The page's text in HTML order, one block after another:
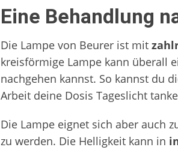
Eine Behandlung
Die Lampe von Beurer ist mit
kreisförmige Lampe kann überall
nachgehen kannst. So kannst du
Arbeit deine Dosis Tageslicht
Die Lampe eignet sich aber auch
zu werden. Die Helligkeit kann in